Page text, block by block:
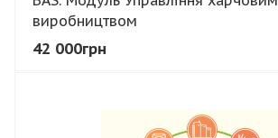
виробництвом
42 000грн